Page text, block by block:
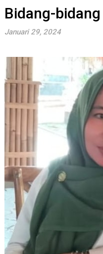
Bidang-
Januari 29, 2024